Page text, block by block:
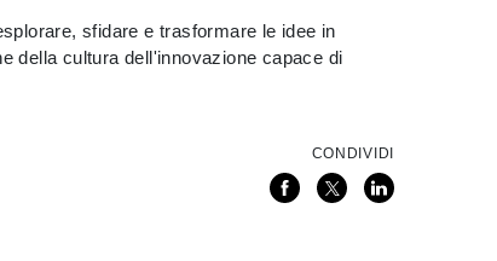
sfidare e trasformare le idee in
della cultura dell'innovazione capace di
CONDIVIDI